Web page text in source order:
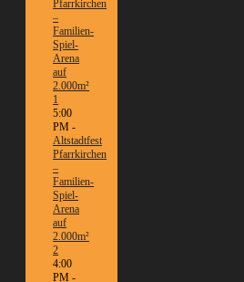
Pfarrkirchen
–
Familien-
Spiel-
Arena
auf
2.000m²
1
5:00
PM -
Altstadtfest
Pfarrkirchen
–
Familien-
Spiel-
Arena
auf
2.000m²
2
4:00
PM -